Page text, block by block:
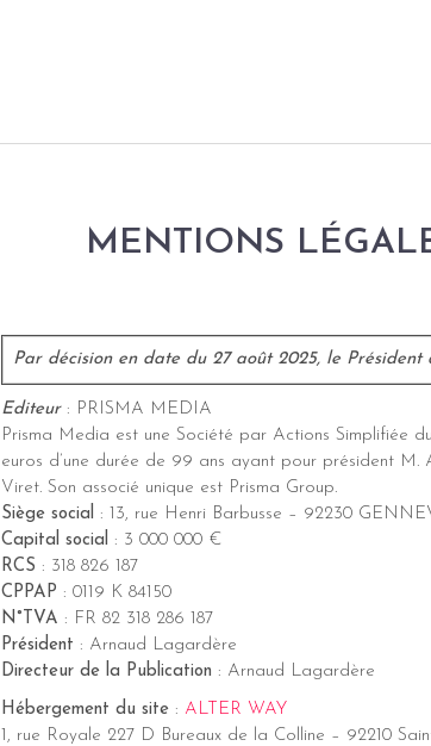
MENTIONS
Par décision en date du 27 août 2025, le
Editeur: PRISMA MEDIA
Prisma Media est une Société par Actions Simplifiée
euros d’une durée de 99 ans ayant pour président M.
Viret. Son associé unique est Prisma Group.
Siège social : 13, rue Henri Barbusse – 92230
Capital social
: 3 000 000 €
RCS : 318 826 187
CPPAP : 0119 K 84150
N°TVA : FR 82 318 286 187
Président : Arnaud Lagardère
Directeur de la Publication : Arnaud Lagardère
Hébergement du site : ALTER WAY
1, rue Royale 227 D Bureaux de la Colline – 92210